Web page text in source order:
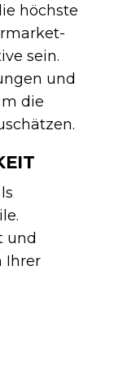
höchste
sein.
und
die
und
Ihrer